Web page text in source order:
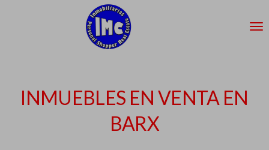
INMUEBLES EN VENTA EN
BARX